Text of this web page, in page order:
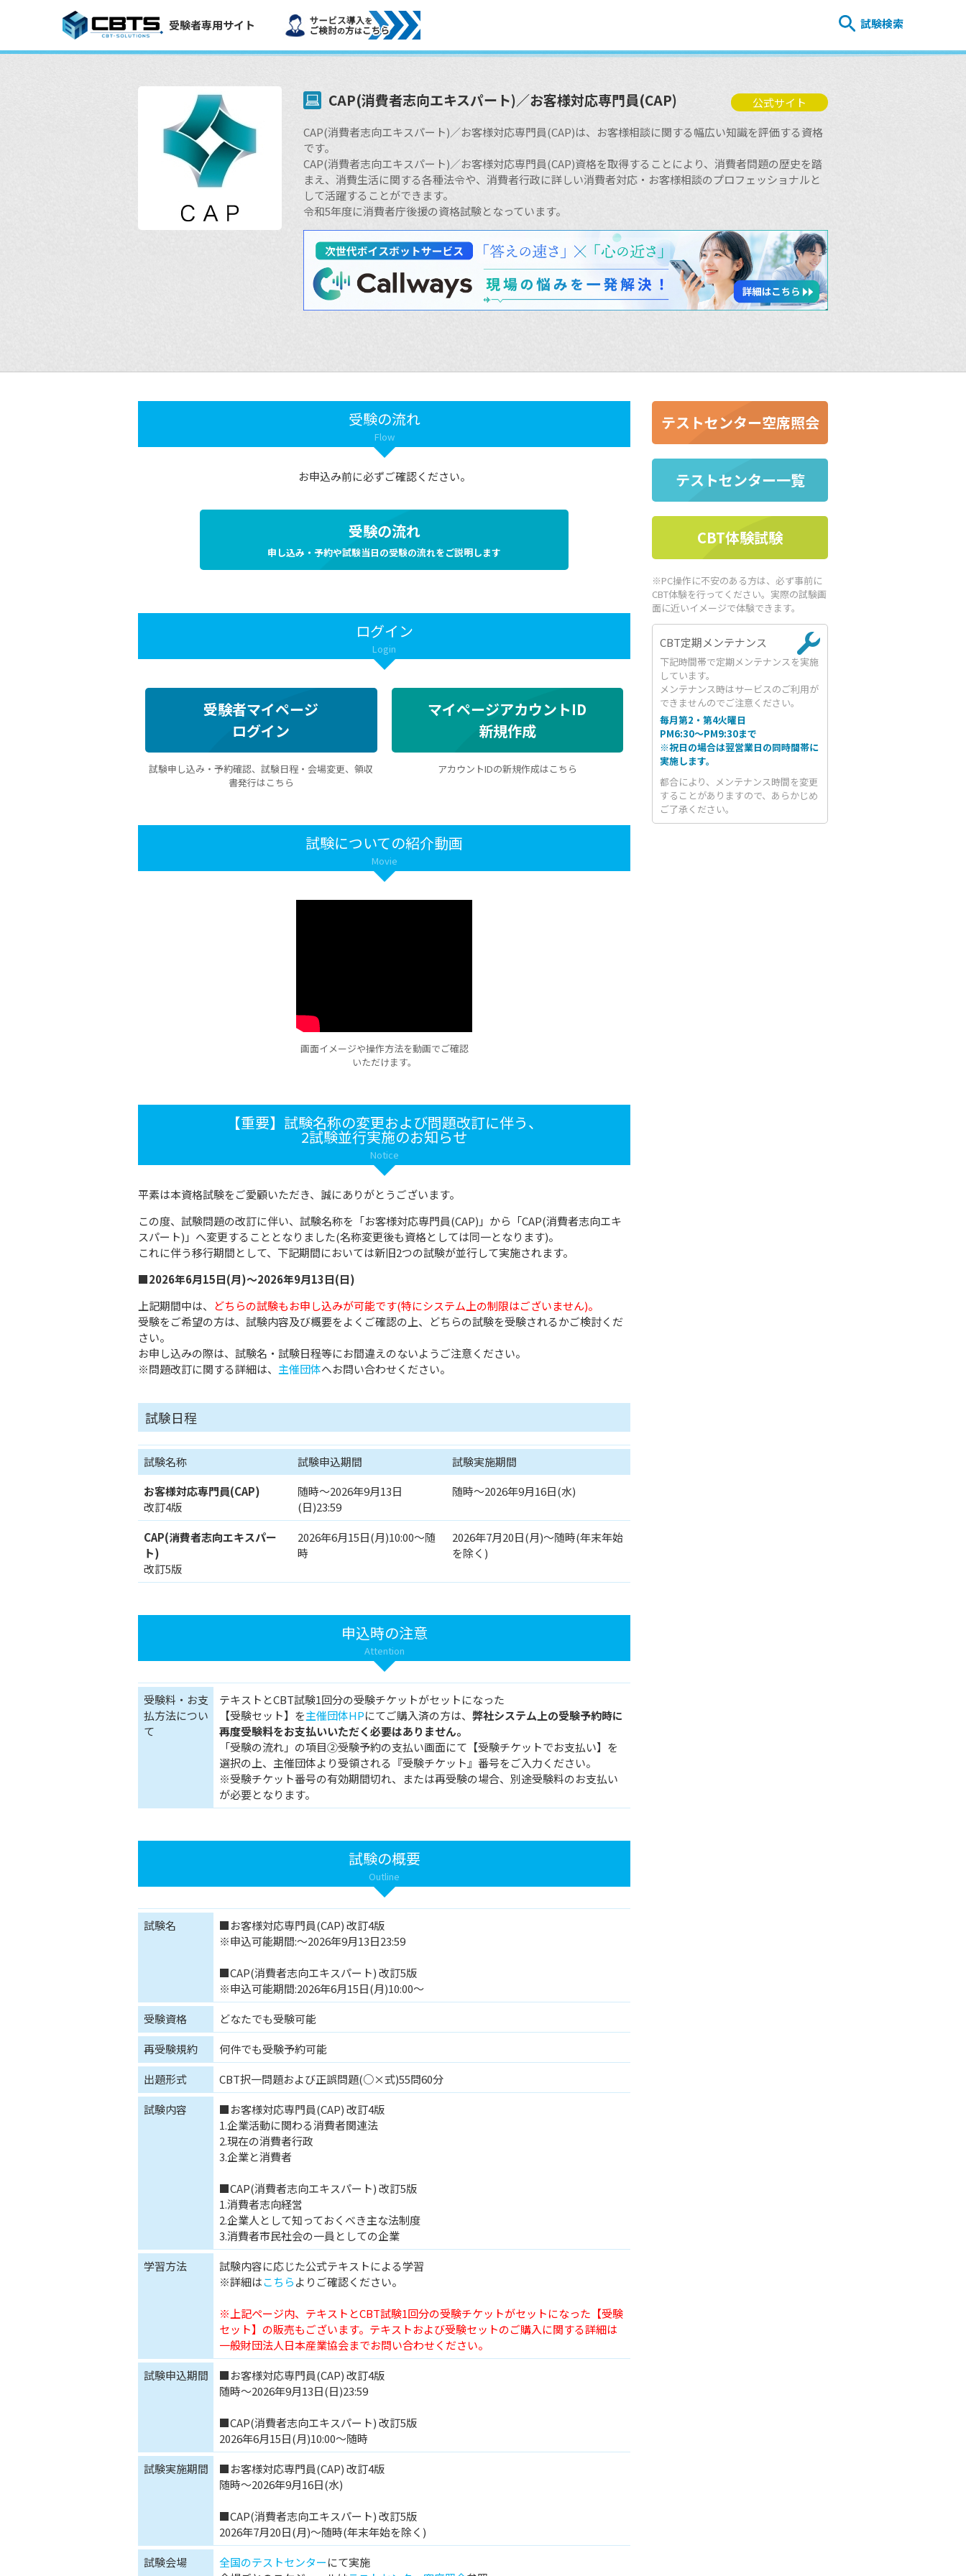
受験者専用サイト 試験検索
公式サイト
CAP(消費者志向エキスパート)／お客様対応専門員(CAP)
CAP(消費者志向エキスパート)／お客様対応専門員(CAP)は、お客様相談に関する幅広い知識を評価する資格
です。
CAP(消費者志向エキスパート)／お客様対応専門員(CAP)資格を取得することにより、消費者問題の歴史を踏
まえ、消費生活に関する各種法令や、消費者行政に詳しい消費者対応・お客様相談のプロフェッショナルと
して活躍することができます。
令和5年度に消費者庁後援の資格試験となっています。
受験の流れ
Flow
お申込み前に必ずご確認ください。
受験の流れ
申し込み・予約や試験当日の受験の流れをご説明します
ログイン
Login
受験者マイページ
ログイン
試験申し込み・予約確認、試験日程・会場変更、領収
書発行はこちら
マイページアカウントID
新規作成
アカウントIDの新規作成はこちら
試験についての紹介動画
Movie
画面イメージや操作方法を動画でご確認
いただけます。
【重要】試験名称の変更および問題改訂に伴う、
2試験並行実施のお知らせ
Notice
平素は本資格試験をご愛顧いただき、誠にありがとうございます。
この度、試験問題の改訂に伴い、試験名称を「お客様対応専門員(CAP)」から「CAP(消費者志向エキ
スパート)」へ変更することとなりました(名称変更後も資格としては同一となります)。
これに伴う移行期間として、下記期間においては新旧2つの試験が並行して実施されます。
■2026年6月15日(月)～2026年9月13日(日)
上記期間中は、 どちらの試験もお申し込みが可能です(特にシステム上の制限はございません)。
受験をご希望の方は、試験内容及び概要をよくご確認の上、どちらの試験を受験されるかご検討くだ
さい。
お申し込みの際は、試験名・試験日程等にお間違えのないようご注意ください。
※問題改訂に関する詳細は、 主催団体へお問い合わせください。
試験日程
試験名称 試験申込期間
試験実施期間
お客様対応専門員(CAP)
改訂4版
随時～2026年9月13日
(日)23:59
随時～2026年9月16日(水)
CAP(消費者志向エキスパー
ト)
改訂5版
2026年6月15日(月)10:00～随
時
2026年7月20日(月)～随時(年末年始
を除く)
申込時の注意
Attention
受験料・お支
払方法につい
て
テキストとCBT試験1回分の受験チケットがセットになった
【受験セット】を主催団体HPにてご購入済の方は、 弊社システム上の受験予約時に
再度受験料をお支払いいただく必要はありません。
「受験の流れ」の項目②受験予約の支払い画面にて【受験チケットでお支払い】を
選択の上、主催団体より受領される『受験チケット』番号をご入力ください。
※受験チケット番号の有効期間切れ、または再受験の場合、別途受験料のお支払い
が必要となります。
試験の概要
Outline
試験名
■お客様対応専門員(CAP) 改訂4版
※申込可能期間:～2026年9月13日23:59
■CAP(消費者志向エキスパート) 改訂5版
※申込可能期間:2026年6月15日(月)10:00～
受験資格
どなたでも受験可能
再受験規約
何件でも受験予約可能
出題形式
CBT択一問題および正誤問題(○×式)55問60分
試験内容
■お客様対応専門員(CAP) 改訂4版
1.企業活動に関わる消費者関連法
2.現在の消費者行政
3.企業と消費者
■CAP(消費者志向エキスパート) 改訂5版
1.消費者志向経営
2.企業人として知っておくべき主な法制度
3.消費者市民社会の一員としての企業
学習方法
試験内容に応じた公式テキストによる学習
※詳細はこちらよりご確認ください。
※上記ページ内、テキストとCBT試験1回分の受験チケットがセットになった【受験
セット】の販売もございます。テキストおよび受験セットのご購入に関する詳細は
一般財団法人日本産業協会までお問い合わせください。
試験申込期間
■お客様対応専門員(CAP) 改訂4版
随時～2026年9月13日(日)23:59
■CAP(消費者志向エキスパート) 改訂5版
2026年6月15日(月)10:00～随時
試験実施期間
■お客様対応専門員(CAP) 改訂4版
随時～2026年9月16日(水)
■CAP(消費者志向エキスパート) 改訂5版
2026年7月20日(月)～随時(年末年始を除く)
試験会場
全国のテストセンターにて実施
テストセンター空席照会
テストセンター一覧
CBT体験試験
※PC操作に不安のある方は、必ず事前に
CBT体験を行ってください。実際の試験画
面に近いイメージで体験できます。
CBT定期メンテナンス
下記時間帯で定期メンテナンスを実施
しています。
メンテナンス時はサービスのご利用が
できませんのでご注意ください。
毎月第2・第4火曜日
PM6:30～PM9:30まで
※祝日の場合は翌営業日の同時間帯に
実施します。
都合により、メンテナンス時間を変更
することがありますので、あらかじめ
ご了承ください。